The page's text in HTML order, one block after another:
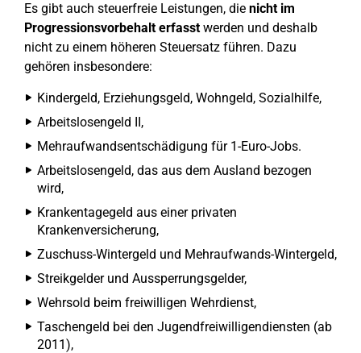
Es gibt auch steuerfreie Leistungen, die nicht im
Progressionsvorbehalt erfasstwerden und deshalb
nicht zu einem höheren Steuersatz führen. Dazu
gehören insbesondere:
Kindergeld, Erziehungsgeld, Wohngeld, Sozialhilfe,
Arbeitslosengeld II,
Mehraufwandsentschädigung für 1-Euro-Jobs.
Arbeitslosengeld, das aus dem Ausland bezogen
wird,
Krankentagegeld aus einer privaten
Krankenversicherung,
Zuschuss-Wintergeld und Mehraufwands-Wintergeld,
Streikgelder und Aussperrungsgelder,
Wehrsold beim freiwilligen Wehrdienst,
Taschengeld bei den Jugendfreiwilligendiensten (ab
2011),